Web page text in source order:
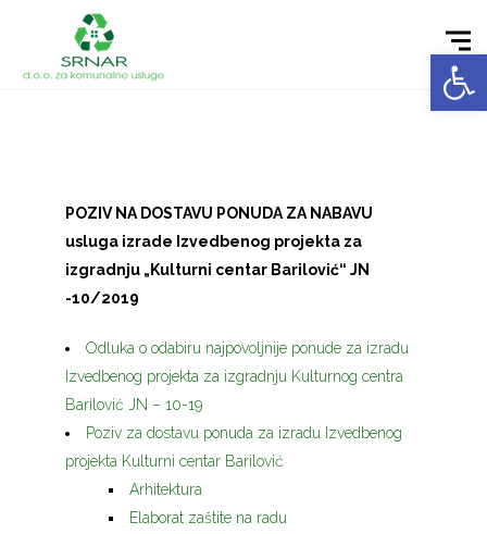
Open toolbar
POZIV NA DOSTAVU PONUDA ZA NABAVU
usluga izrade Izvedbenog projekta za
izgradnju „Kulturni centar Barilović“ JN
-10/2019
Odluka o odabiru najpovoljnije ponude za izradu
Izvedbenog projekta za izgradnju Kulturnog centra
Barilović JN – 10-19
Poziv za dostavu ponuda za izradu Izvedbenog
projekta Kulturni centar Barilović
Arhitektura
Elaborat zaštite na radu